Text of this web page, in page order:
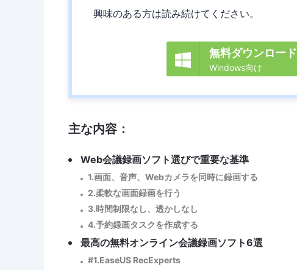
興味のある方は読み続けてください。
 無料ダウンロード
Windows向け
主な内容：
Web会議録画ソフト選びで重要な基準
1.画面、音声、Webカメラを同時に録画する
2.柔軟な画面録画を行う
3.時間制限なし、透かしなし
4.予約録画タスクを作成する
最高の無料オンライン会議録画ソフト6選
#1.EaseUS RecExperts